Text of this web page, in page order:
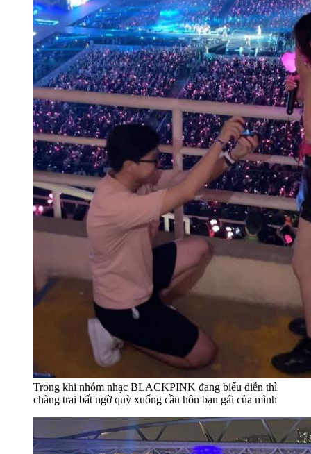
Trong khi nhóm nhạc BLACKPINK đang biểu diễn thì
chàng trai bất ngờ quỳ xuống cầu hôn bạn gái của mình